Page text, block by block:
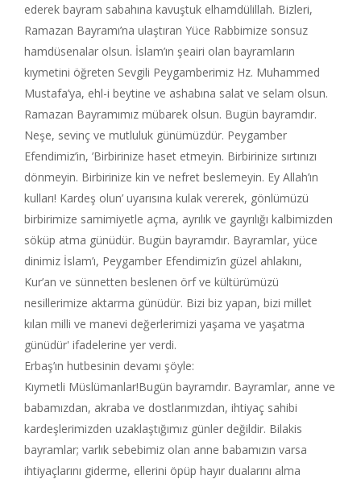
ederek bayram sabahına kavuştuk elhamdülillah. Bizleri,
Ramazan Bayramı’na ulaştıran Yüce Rabbimize sonsuz
hamdüsenalar olsun. İslam’ın şeairi olan bayramların
kıymetini öğreten Sevgili Peygamberimiz Hz. Muhammed
Mustafa’ya, ehl-i beytine ve ashabına salat ve selam olsun.
Ramazan Bayramımız mübarek olsun. Bugün bayramdır.
Neşe, sevinç ve mutluluk günümüzdür. Peygamber
Efendimiz’in, ’Birbirinize haset etmeyin. Birbirinize sırtınızı
dönmeyin. Birbirinize kin ve nefret beslemeyin. Ey Allah’ın
kulları! Kardeş olun’ uyarısına kulak vererek, gönlümüzü
birbirimize samimiyetle açma, ayrılık ve gayrılığı kalbimizden
söküp atma günüdür. Bugün bayramdır. Bayramlar, yüce
dinimiz İslam’ı, Peygamber Efendimiz’in güzel ahlakını,
Kur’an ve sünnetten beslenen örf ve kültürümüzü
nesillerimize aktarma günüdür. Bizi biz yapan, bizi millet
kılan milli ve manevi değerlerimizi yaşama ve yaşatma
günüdür' ifadelerine yer verdi.
Erbaş’ın hutbesinin devamı şöyle:
Kıymetli Müslümanlar!Bugün bayramdır. Bayramlar, anne ve
babamızdan, akraba ve dostlarımızdan, ihtiyaç sahibi
kardeşlerimizden uzaklaştığımız günler değildir. Bilakis
bayramlar; varlık sebebimiz olan anne babamızın varsa
ihtiyaçlarını giderme, ellerini öpüp hayır dualarını alma